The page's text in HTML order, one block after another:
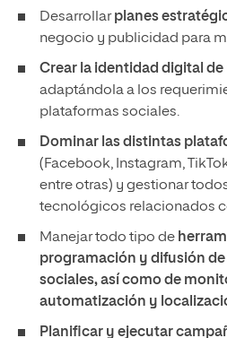
Desarrollarplanes
negocio y publicidad para
Crear la identidad digital de
adaptándola a los
plataformas sociales.
Dominar las distintas
(Facebook, Instagram,
entre otras) y gestionar
tecnológicos relacionados
Manejar todo tipo de
programación y difusión
sociales, así como de
automatización y
Planificar y ejecutar